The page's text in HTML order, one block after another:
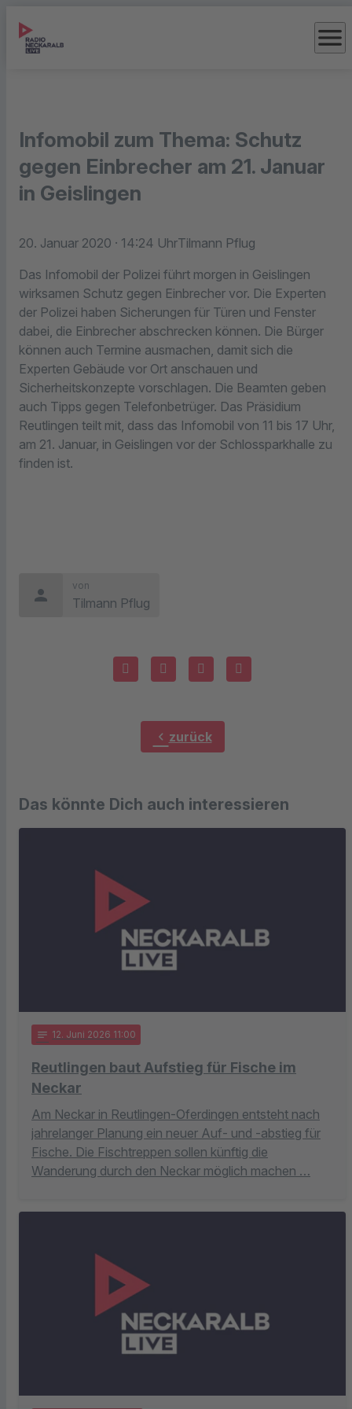
menu
Infomobil zum Thema: Schutz
gegen Einbrecher am 21. Januar
in Geislingen
20. Januar 2020 · 14:24 UhrTilmann Pflug
Das Infomobil der Polizei führt morgen in Geislingen
wirksamen Schutz gegen Einbrecher vor. Die Experten
der Polizei haben Sicherungen für Türen und Fenster
dabei, die Einbrecher abschrecken können. Die Bürger
können auch Termine ausmachen, damit sich die
Experten Gebäude vor Ort anschauen und
Sicherheitskonzepte vorschlagen. Die Beamten geben
auch Tipps gegen Telefonbetrüger. Das Präsidium
Reutlingen teilt mit, dass das Infomobil von 11 bis 17 Uhr,
am 21. Januar, in Geislingen vor der Schlossparkhalle zu
finden ist.
person
von
Tilmann Pflug
chevron_left zurück
Das könnte Dich auch interessieren
notes 12. Juni 2026 11:00
Reutlingen baut Aufstieg für Fische im
Neckar
Am Neckar in Reutlingen-Oferdingen entsteht nach
jahrelanger Planung ein neuer Auf- und -abstieg für
Fische. Die Fischtreppen sollen künftig die
Wanderung durch den Neckar möglich machen …